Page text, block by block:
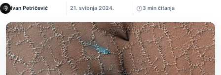
Ivan Petričević 21. svibnja 2024. 3 min čitanja